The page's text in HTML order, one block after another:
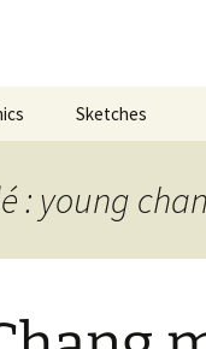
Sketches
: young